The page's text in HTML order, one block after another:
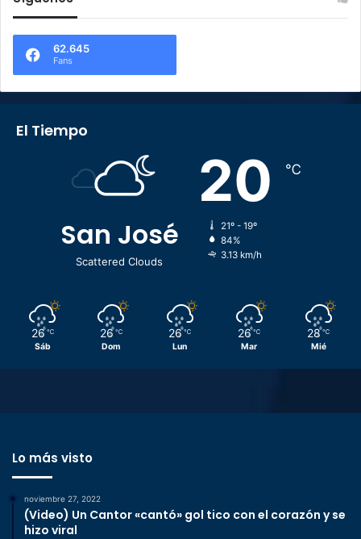
62.645
Fans
El Tiempo
San José
Scattered Clouds
20 ℃
21º - 19º
84%
3.13 km/h
26 ℃
Sáb
26 ℃
Dom
26 ℃
Lun
26 ℃
Mar
28 ℃
Mié
Lo más visto
noviembre 27, 2022
(Video) Un Cantor «cantó» gol tico con el corazón y se
hizo viral